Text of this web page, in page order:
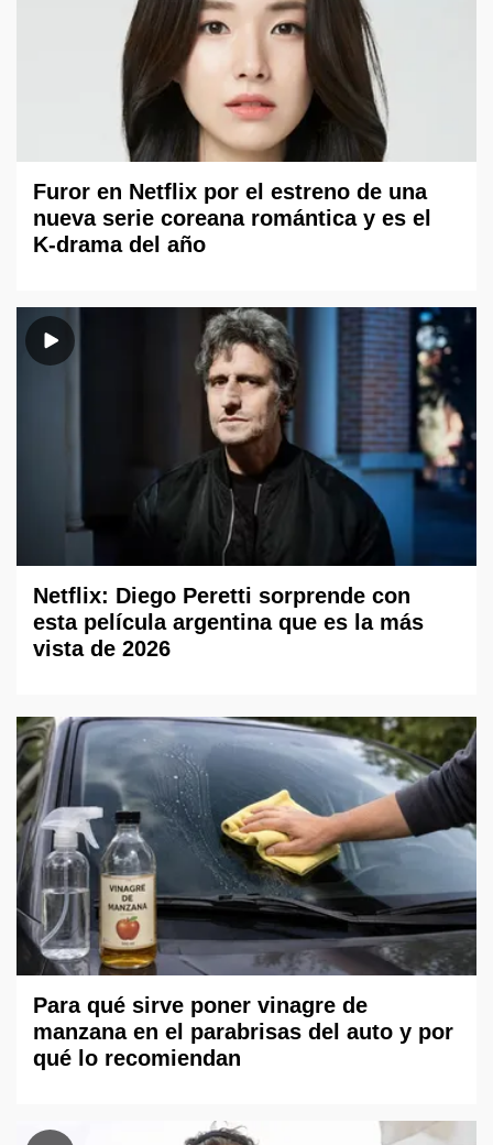
Furor en Netflix por el estreno de una
nueva serie coreana romántica y es el
K-drama del año
Netflix: Diego Peretti sorprende con
esta película argentina que es la más
vista de 2026
Para qué sirve poner vinagre de
manzana en el parabrisas del auto y por
qué lo recomiendan